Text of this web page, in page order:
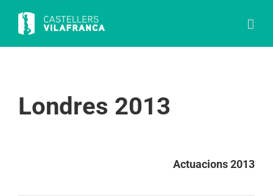
content
Londres 2013
Actuacions 2013